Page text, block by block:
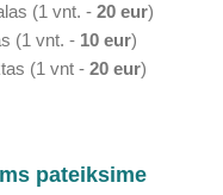
(1 vnt. - 20 eur)
(1 vnt. - 10 eur)
(1 vnt - 20 eur)
pateiksime